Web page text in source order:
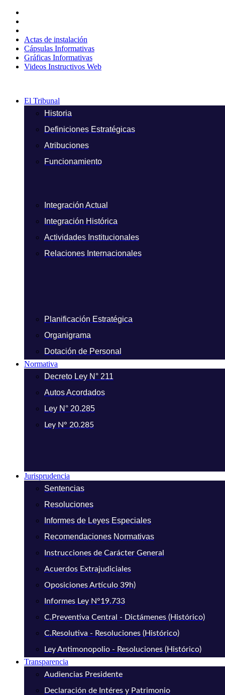
contenido
Actas de instalación
Cápsulas Informativas
Gráficas Informativas
Videos Instructivos Web
El Tribunal
Historia
Definiciones Estratégicas
Atribuciones
Funcionamiento
Integración Actual
Integración Histórica
Actividades Institucionales
Relaciones Internacionales
Planificación Estratégica
Organigrama
Dotación de Personal
Normativa
Decreto Ley N° 211
Autos Acordados
Ley N° 20.285
Ley N° 20.285
Jurisprudencia
Sentencias
Resoluciones
Informes de Leyes Especiales
Recomendaciones Normativas
Instrucciones de Carácter General
Acuerdos Extrajudiciales
Oposiciones Artículo 39h)
Informes Ley N°19.733
C.Preventiva Central - Dictámenes (Histórico)
C.Resolutiva - Resoluciones (Histórico)
Ley Antimonopolio - Resoluciones (Histórico)
Transparencia
Audiencias Presidente
Declaración de Intéres y Patrimonio